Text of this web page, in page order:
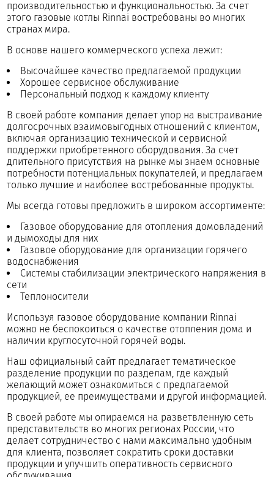
производительностью и функциональностью. За счет
этого газовые котлы Rinnai востребованы во многих
странах мира.
В основе нашего коммерческого успеха лежит:
Высочайшее качество предлагаемой продукции
Хорошее сервисное обслуживание
Персональный подход к каждому клиенту
В своей работе компания делает упор на выстраивание
долгосрочных взаимовыгодных отношений с клиентом,
включая организацию технической и сервисной
поддержки приобретенного оборудования. За счет
длительного присутствия на рынке мы знаем основные
потребности потенциальных покупателей, и предлагаем
только лучшие и наиболее востребованные продукты.
Мы всегда готовы предложить в широком ассортименте:
Газовое оборудование для отопления домовладений
и дымоходы для них
Газовое оборудование для организации горячего
водоснабжения
Системы стабилизации электрического напряжения в
сети
Теплоносители
Используя газовое оборудование компании Rinnai
можно не беспокоиться о качестве отопления дома и
наличии круглосуточной горячей воды.
Наш официальный сайт предлагает тематическое
разделение продукции по разделам, где каждый
желающий может ознакомиться с предлагаемой
продукцией, ее преимуществами и другой информацией.
В своей работе мы опираемся на разветвленную сеть
представительств во многих регионах России, что
делает сотрудничество с нами максимально удобным
для клиента, позволяет сократить сроки доставки
продукции и улучшить оперативность сервисного